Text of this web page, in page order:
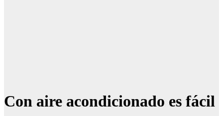
Con aire acondicionado es fácil